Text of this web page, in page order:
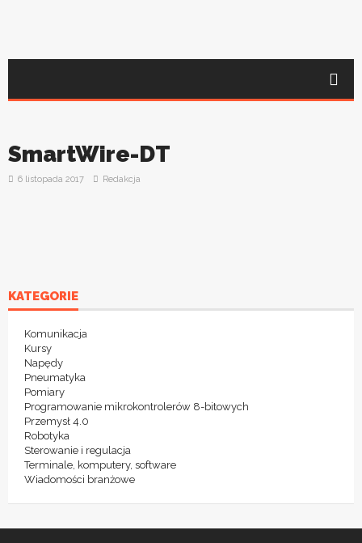
SmartWire-DT
6 listopada 2017 Redakcja
KATEGORIE
Komunikacja
Kursy
Napędy
Pneumatyka
Pomiary
Programowanie mikrokontrolerów 8-bitowych
Przemysł 4.0
Robotyka
Sterowanie i regulacja
Terminale, komputery, software
Wiadomości branżowe